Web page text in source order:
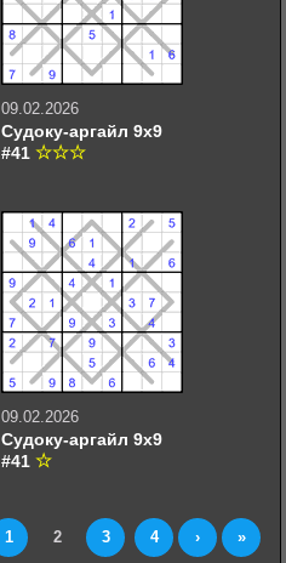
09.02.2026
Судоку-аргайл 9х9
#41
09.02.2026
Судоку-аргайл 9х9
#41
1 2 3 4 › »